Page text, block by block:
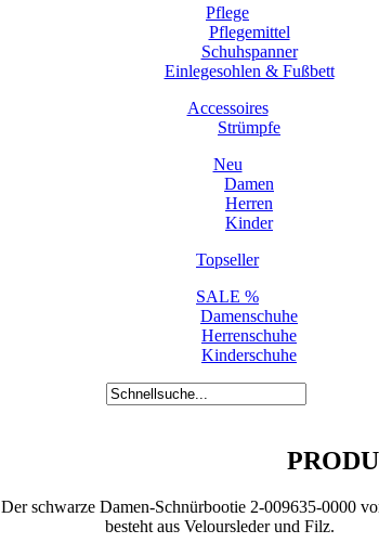
Pflege
Pflegemittel
Schuhspanner
Einlegesohlen & Fußbett
Accessoires
Strümpfe
Neu
Damen
Herren
Kinder
Topseller
SALE %
Damenschuhe
Herrenschuhe
Kinderschuhe
Der schwarze Damen-Schnürbootie 2-009635-0000
besteht aus Veloursleder und Filz.